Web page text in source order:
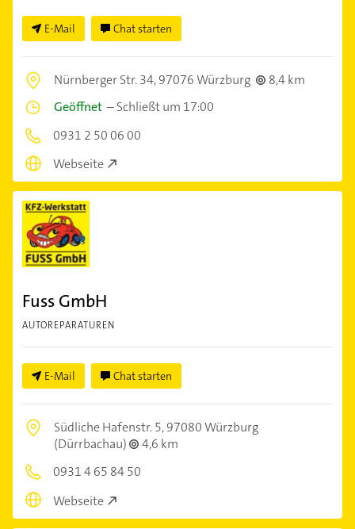
E-Mail Chat starten
Nürnberger Str. 34,97076 Würzburg
8,4 km
Geöffnet –Schließt um 17:00
0931 2 50 06 00
Webseite
Fuss GmbH
AUTOREPARATUREN
E-Mail Chat starten
Südliche Hafenstr. 5,97080 Würzburg
(Dürrbachau)
4,6 km
0931 4 65 84 50
Webseite